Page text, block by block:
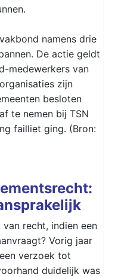
namens drie
De actie geldt
medewerkers van
zijn
besloten
te nemen bij TSN
failliet ging. (Bron:
recht, indien een
Vorig jaar
verzoek tot
duidelijk was